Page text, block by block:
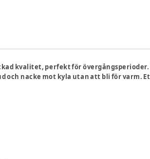
kvalitet, perfekt för
och nacke mot kyla utan att bli för varm.